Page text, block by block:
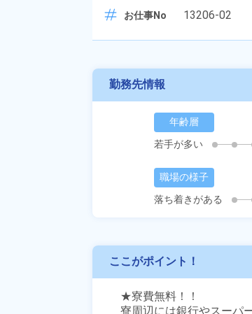
お仕事No 13206-02
勤務先情報
年齢層
若手が多い
職場の様子
落ち着きがある
ここがポイント！
★寮費無料！！
寮周辺には銀行やスーパ